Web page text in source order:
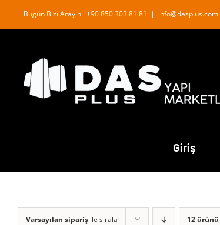
Bugün Bizi Arayın ! +90 850 303 81 81 | info@dasplus.com
Giriş
Varsayılan sipariş ile sırala 12 ürünü